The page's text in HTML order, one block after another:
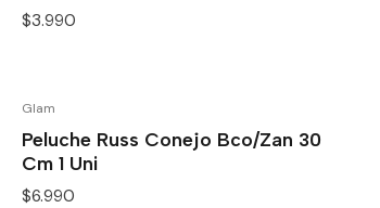
$3.990
Glam
Peluche Russ Conejo Bco/Zan 30
Cm 1 Uni
$6.990